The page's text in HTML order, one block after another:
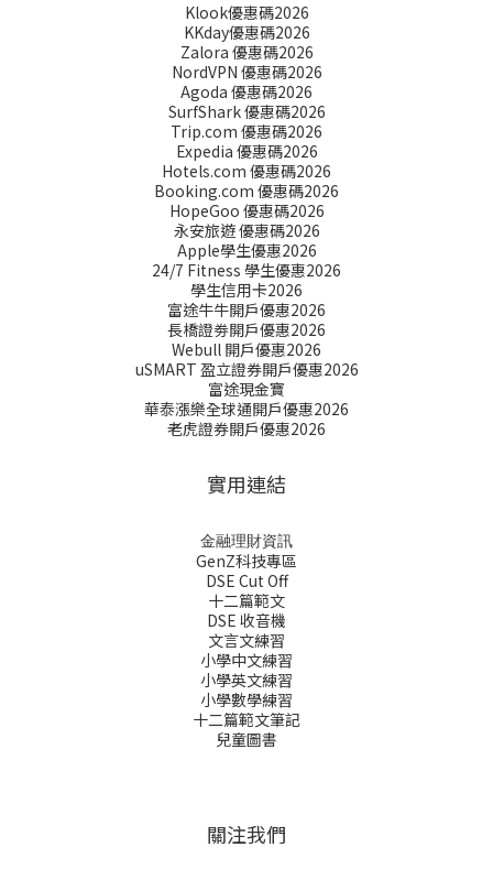
Klook優惠碼2026
KKday優惠碼2026
Zalora 優惠碼2026
NordVPN 優惠碼2026
Agoda 優惠碼2026
SurfShark 優惠碼2026
Trip.com 優惠碼2026
Expedia 優惠碼2026
Hotels.com 優惠碼2026
Booking.com 優惠碼2026
HopeGoo 優惠碼2026
永安旅遊 優惠碼2026
Apple學生優惠2026
24/7 Fitness 學生優惠2026
學生信用卡2026
富途牛牛開戶優惠2026
長橋證劵開戶優惠2026
Webull 開戶優惠2026
uSMART 盈立證券開戶優惠2026
富途現金寶
華泰漲樂全球通開戶優惠2026
老虎證券開戶優惠2026
實用連結
金融理財資訊
GenZ科技專區
DSE Cut Off
十二篇範文
DSE 收音機
文言文練習
小學中文練習
小學英文練習
小學數學練習
十二篇範文筆記
兒童圖書
關注我們